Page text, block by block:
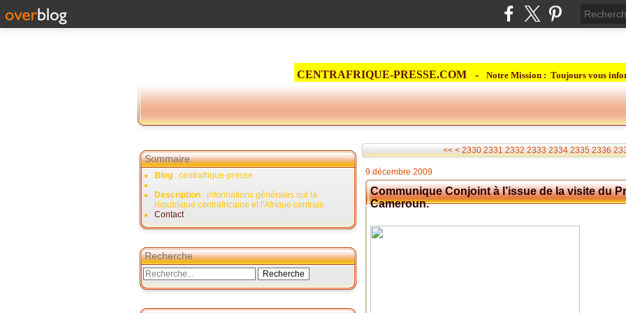
CENTRAFRIQUE-PRESSE.COM - Notre Mission : Toujours vous
Sommaire
Blog : centrafrique-presse
Description : informations générales sur la
république centrafricaine et l'Afrique centrale
Contact
Recherche
<< <2300
2310
2320
2330 2331 2332 2333 2334 2335 2336
9 décembre 2009
Communique Conjoint à l’issue de la visite du
Cameroun.